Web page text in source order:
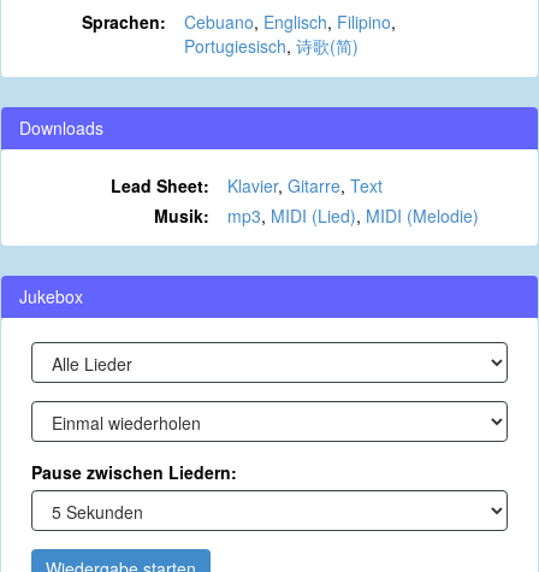
Sprachen: Cebuano, Englisch, Filipino,
Portugiesisch, 诗歌(简)
Downloads
Lead Sheet: Klavier, Gitarre, Text
Musik:
mp3, MIDI (Lied), MIDI (Melodie)
Jukebox
Pause zwischen Liedern: